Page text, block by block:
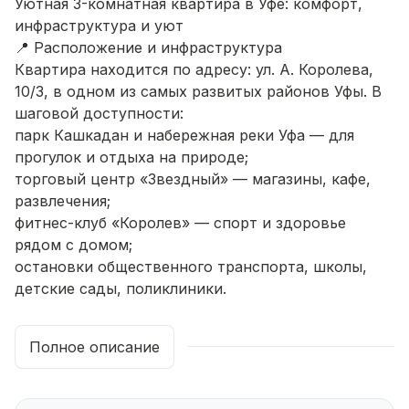
инфраструктура и уют
📍 Расположение и инфраструктура
Квартира находится по адресу: ул. А. Королева,
10/3, в одном из самых развитых районов Уфы. В
шаговой доступности:
парк Кашкадан и набережная реки Уфа — для
прогулок и отдыха на природе;
торговый центр «Звездный» — магазины, кафе,
развлечения;
фитнес-клуб «Королев» — спорт и здоровье
рядом с домом;
остановки общественного транспорта, школы,
детские сады, поликлиники.
Площадь:65 кв. м (61,2 + лоджии).
Комнаты: 3 просторные, светлые, окна на две
Лоджии:2 остеклённые, на разные стороны —
Полное описание